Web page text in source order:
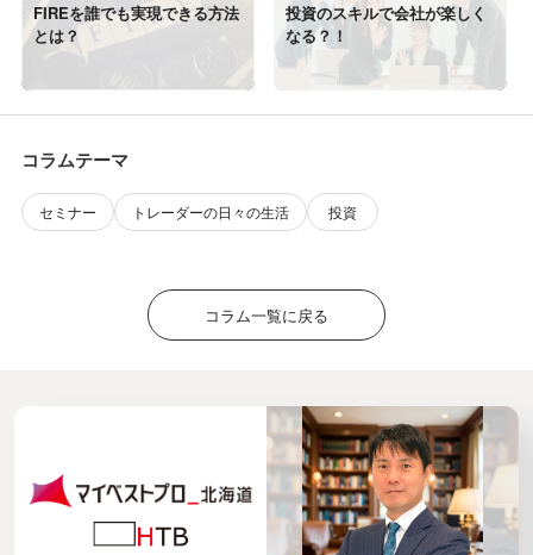
FIREを誰でも実現できる方法
とは？
投資のスキルで会社が楽しく
なる？！
コラムテーマ
セミナー トレーダーの日々の生活 投資
コラム一覧に戻る